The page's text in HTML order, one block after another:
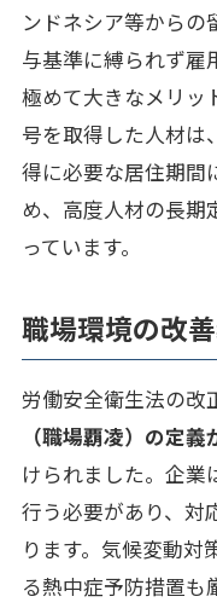
ンドネシア等から
与基準に縛られず雇
極めて大きなメリッ
号を取得した人材は
得に必要な居住期間
め、高度人材の長期
っています。
職場環境の改
労働安全衛生法の改
（職場覇凌）の定義
けられました。企業
行う必要があり、対
ります。気候変動対
る熱中症予防措置も